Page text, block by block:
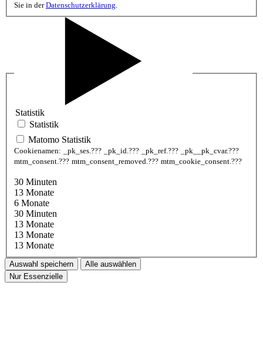
Sie in derDatenschutzerklärung.
Statistik
Statistik
Matomo Statistik
Cookienamen: _pk_ses.??? _pk_id.??? _pk_ref.???
_pk__pk_cvar.???
mtm_consent.??? mtm_consent_removed.??? mtm_cookie_consent.???
30 Minuten
13 Monate
6 Monate
30 Minuten
13 Monate
13 Monate
13 Monate
Auswahl speichern
Alle auswählen
Nur Essenzielle